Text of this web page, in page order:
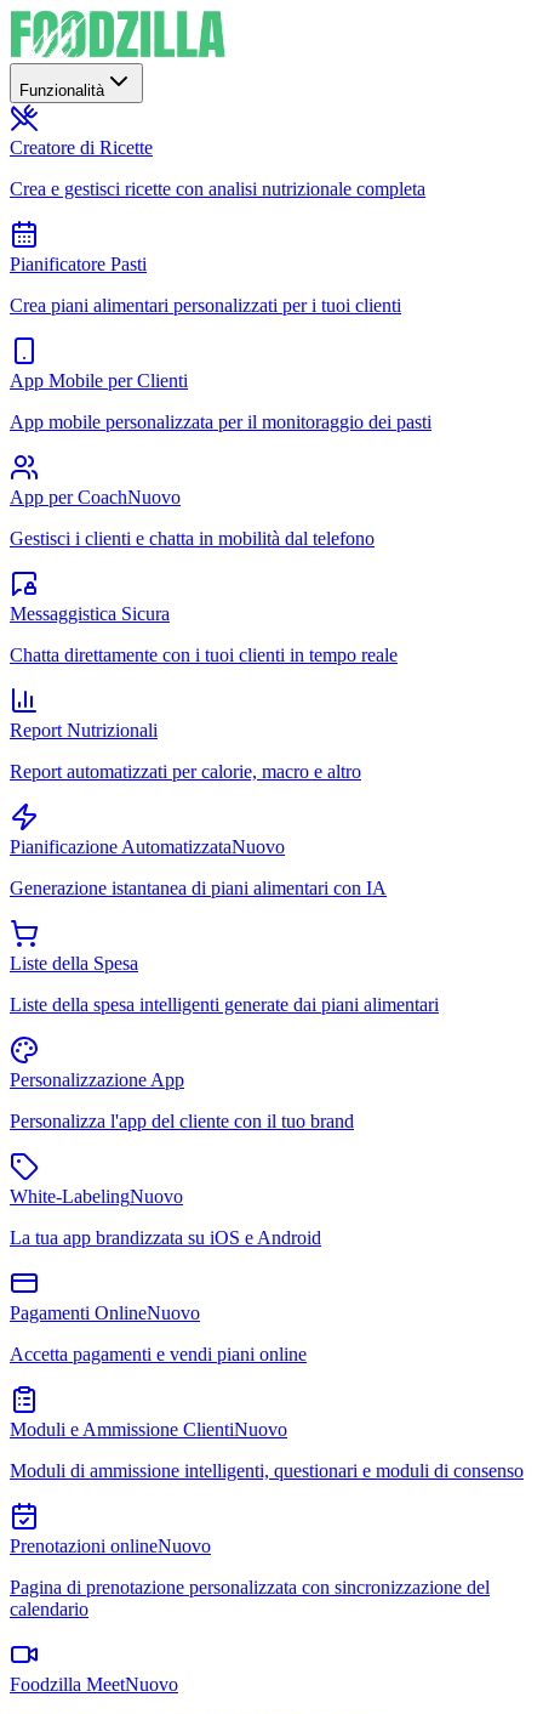
Funzionalità
Creatore di Ricette
Crea e gestisci ricette con analisi nutrizionale completa
Pianificatore Pasti
Crea piani alimentari personalizzati per i tuoi clienti
App Mobile per Clienti
App mobile personalizzata per il monitoraggio dei pasti
App per CoachNuovo
Gestisci i clienti e chatta in mobilità dal telefono
Messaggistica Sicura
Chatta direttamente con i tuoi clienti in tempo reale
Report Nutrizionali
Report automatizzati per calorie, macro e altro
Pianificazione AutomatizzataNuovo
Generazione istantanea di piani alimentari con IA
Liste della Spesa
Liste della spesa intelligenti generate dai piani alimentari
Personalizzazione App
Personalizza l'app del cliente con il tuo brand
White-LabelingNuovo
La tua app brandizzata su iOS e Android
Pagamenti OnlineNuovo
Accetta pagamenti e vendi piani online
Moduli e Ammissione ClientiNuovo
Moduli di ammissione intelligenti, questionari e moduli di consenso
Prenotazioni onlineNuovo
Pagina di prenotazione personalizzata con sincronizzazione del
calendario
Foodzilla MeetNuovo